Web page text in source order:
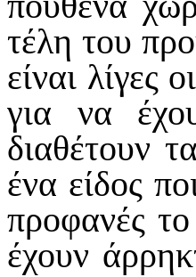
τέλη του
είναι λίγες
για να
διαθέτουν
ένα είδος
προφανές
έχουν